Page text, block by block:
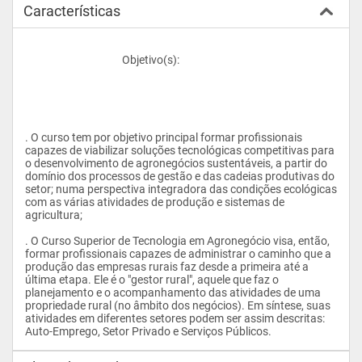
Características
					Objetivo(s):
. O curso tem por objetivo principal formar profissionais
capazes de viabilizar soluções tecnológicas competitivas para
o desenvolvimento de agronegócios sustentáveis, a partir do
domínio dos processos de gestão e das cadeias produtivas do
setor; numa perspectiva integradora das condições ecológicas
com as várias atividades de produção e sistemas de
agricultura;
. O Curso Superior de Tecnologia em Agronegócio visa, então,
formar profissionais capazes de administrar o caminho que a
produção das empresas rurais faz desde a primeira até a
última etapa. Ele é o "gestor rural", aquele que faz o
planejamento e o acompanhamento das atividades de uma
propriedade rural (no âmbito dos negócios). Em síntese, suas
atividades em diferentes setores podem ser assim descritas: